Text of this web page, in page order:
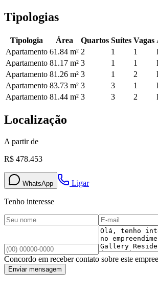
Tipologias
Tipologia Área Quartos Suítes Vagas
Apartamento 61.84 m² 2 1 1
Apartamento 81.17 m² 3 1 1
Apartamento 81.26 m² 3 1 2
Apartamento 83.73 m² 3 3 1
Apartamento 81.44 m² 3 3 2
Localização
A partir de
R$ 478.453
WhatsApp Ligar
Tenho interesse
Concordo em receber contato sobre este
Enviar mensagem